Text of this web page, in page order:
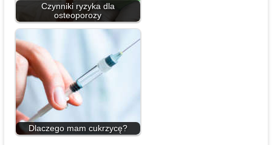
Czynniki ryzyka dla
osteoporozy
Dlaczego mam cukrzycę?